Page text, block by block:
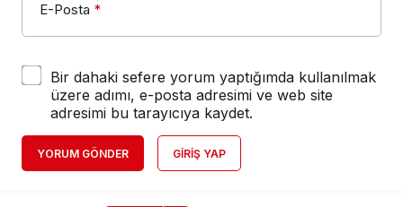
E-Posta *
Bir dahaki sefere yorum yaptığımda kullanılmak
üzere adımı, e-posta adresimi ve web site
adresimi bu tarayıcıya kaydet.
YORUM GÖNDER GIRIŞ YAP